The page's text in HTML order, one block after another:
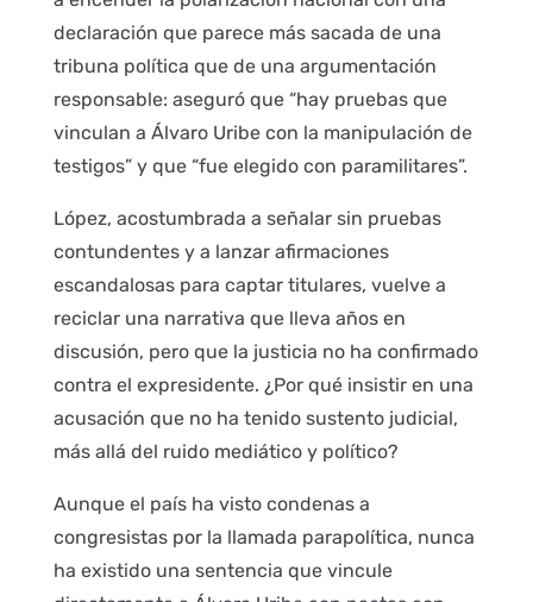
declaración que parece más sacada de una
tribuna política que de una argumentación
responsable: aseguró que “hay pruebas que
vinculan a Álvaro Uribe con la manipulación de
testigos” y que “fue elegido con paramilitares”.
López, acostumbrada a señalar sin pruebas
contundentes y a lanzar afirmaciones
escandalosas para captar titulares, vuelve a
reciclar una narrativa que lleva años en
discusión, pero que la justicia no ha confirmado
contra el expresidente. ¿Por qué insistir en una
acusación que no ha tenido sustento judicial,
más allá del ruido mediático y político?
Aunque el país ha visto condenas a
congresistas por la llamada parapolítica, nunca
ha existido una sentencia que vincule